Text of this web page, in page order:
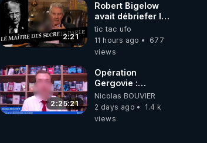
2:21
Robert Bigelow
avait débriefer le
pédophile
génocidaire de
donald j trump
tic tac ufo
11 hours ago
677
views
2:25:21
Opération
Gergovie :
‪@38resistancegauloise‬
‪@MarionSigautOfficiel‬
‪@gladysriifard5710‬
Nicolas BOUVIER
2 days ago
1.4 k
views